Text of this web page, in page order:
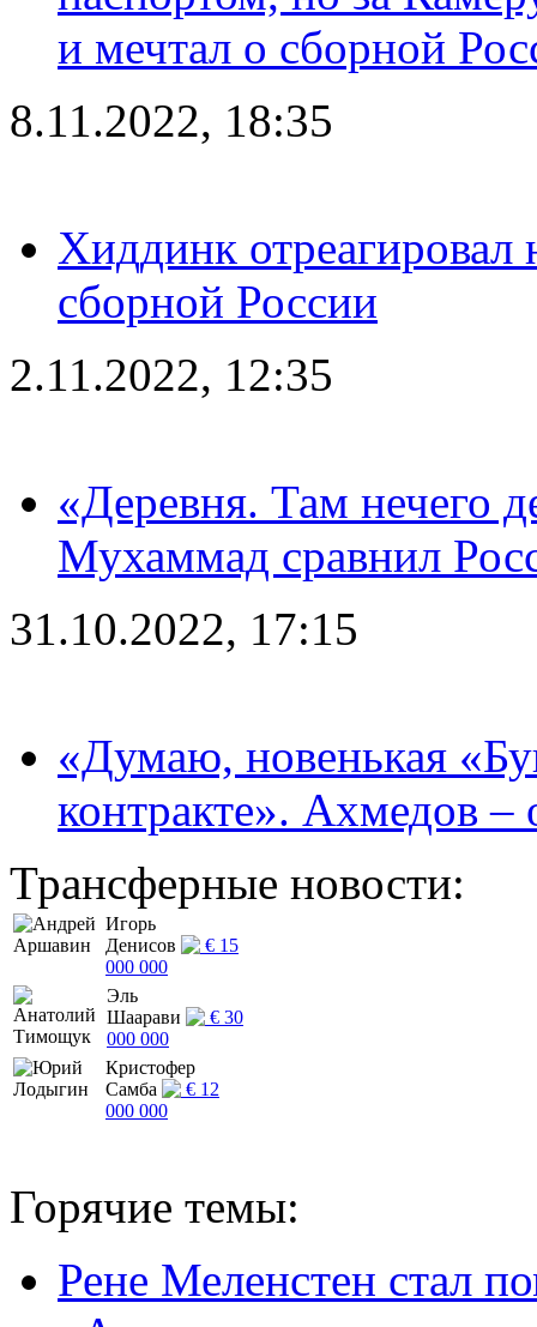
и мечтал о сборной
8.11.2022, 18:35
Хиддинк отреагировал
сборной России
2.11.2022, 12:35
«Деревня. Там нечего
Мухаммад сравнил
31.10.2022, 17:15
«Думаю, новенькая
контракте». Ахмедов
Трансферные новости:
Игорь
Денисов
€ 15
000 000
Эль
Шаарави
€ 30
000 000
Кристофер
Самба
€ 12
000 000
Горячие темы:
Рене Меленстен стал